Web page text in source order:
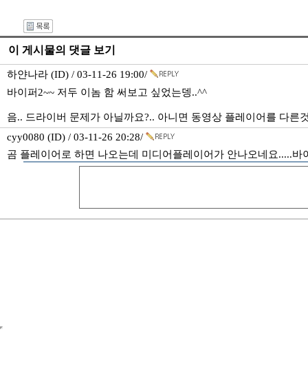
이 게시물의 댓글 보기
하얀나라 (ID) / 03-11-26 19:00/
바이퍼2~~ 저두 이놈 함 써보고 싶었는뎅..^^
음.. 드라이버 문제가 아닐까요?.. 아니면 동영상 플레이어를 다른
cyy0080 (ID) / 03-11-26 20:28/
곰 플레이어로 하면 나오는데 미디어플레이어가 안나오네요.....